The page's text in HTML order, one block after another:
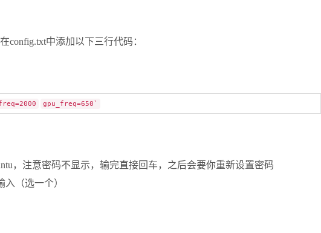
config.txt中添加以下三行代码：
gpu_freq=650`
，注意密码不显示，输完直接回车，之后会要你重新设置密码
（选一个）